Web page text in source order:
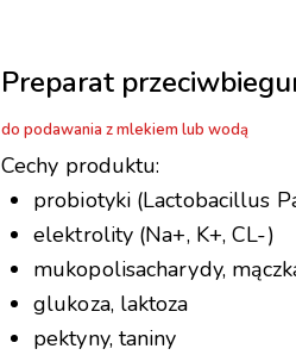
Preparat
do podawania z mlekiem lub wodą
Cechy produktu:
probiotyki (Lactobacillus
elektrolity (Na+, K+, CL-)
mukopolisacharydy,
glukoza, laktoza
pektyny, taniny